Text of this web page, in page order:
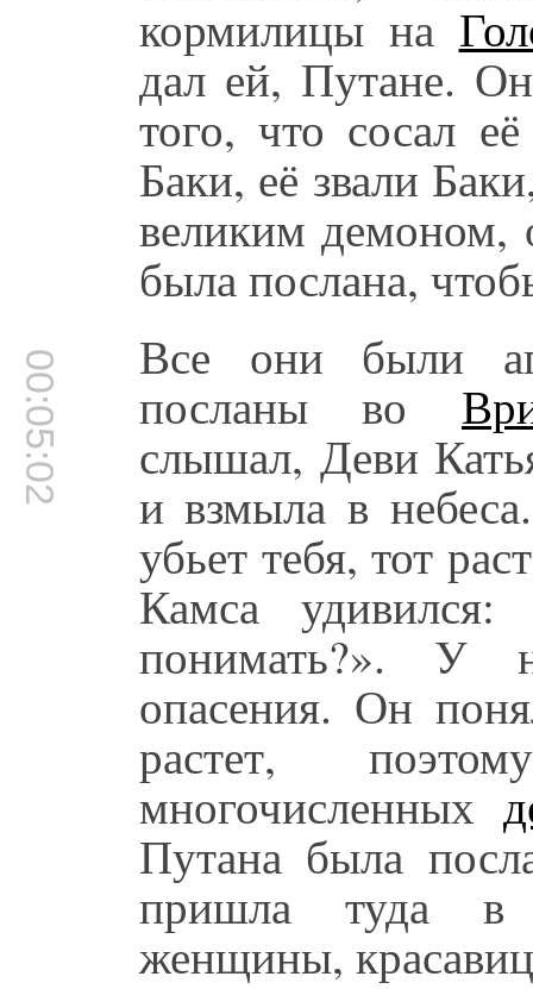
кормилицы на
дал ей, Путане.
того, что сосал
Баки, её звали
великим демоном,
была послана,
00:05:02 Все они были
посланы во
слышал, Деви
и взмыла в
убьет тебя, тот
Камса
понимать?». У
опасения. Он
растет,
многочисленных
Путана была
пришла туда в
женщины,